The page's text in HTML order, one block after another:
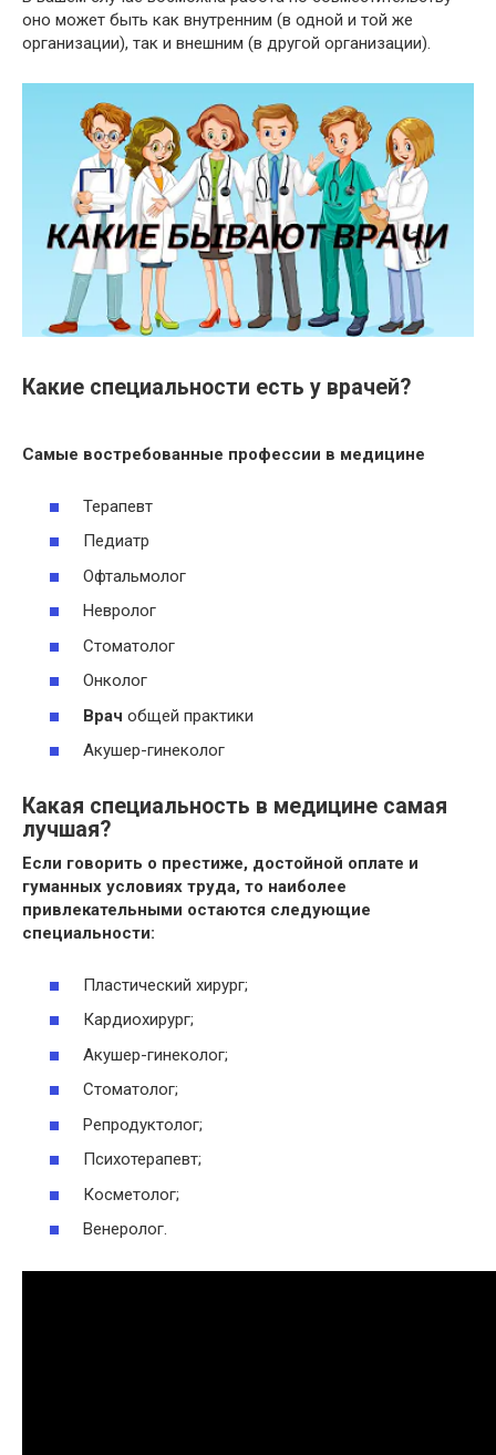
оно может быть как внутренним (в одной и той же
организации), так и внешним (в другой организации).
Какие специальности есть у врачей?
Самые востребованные профессии в медицине
Терапевт
Педиатр
Офтальмолог
Невролог
Стоматолог
Онколог
Врач общей практики
Акушер-гинеколог
Какая специальность в медицине самая
лучшая?
Если говорить о престиже, достойной оплате и
гуманных условиях труда, то наиболее
привлекательными остаются следующие
специальности:
Пластический хирург;
Кардиохирург;
Акушер-гинеколог;
Стоматолог;
Репродуктолог;
Психотерапевт;
Косметолог;
Венеролог.